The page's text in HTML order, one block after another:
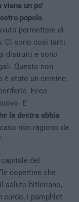
un po’
popolo.
permettere di
Ci sono così tanti
distrutti e sono
Questo non
è stato un crimine.
Ecco
E
la destra abbia
non ragiono da
del
copertine che
saluto hitleriano,
curdo, i pamphlet